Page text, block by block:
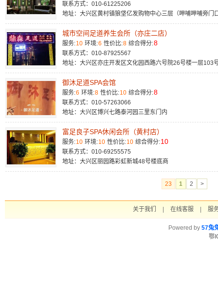
联系方式：010-61225206
地址：大兴区黄村镇狼垡亿发购物中心三层（呷哺呷哺旁门
城市空间足道养生会所（亦庄二店）
服务:10 环境:6 性价比:8 综合得分:8
联系方式：010-87925567
地址：大兴区亦庄开发区文化园西路六号院26号楼一层103
御沐足道SPA会馆
服务:6 环境:8 性价比:10 综合得分:8
联系方式：010-57263066
地址：大兴区博兴七路泰河园三里东门内
富足良子SPA休闲会所（黄村店）
服务:10 环境:10 性价比:10 综合得分:10
联系方式：010-69255575
地址：大兴区丽园路彩虹新城48号楼底商
23 1 2 >
关于我们 在线客服 服
Powered by 57兔
鄂